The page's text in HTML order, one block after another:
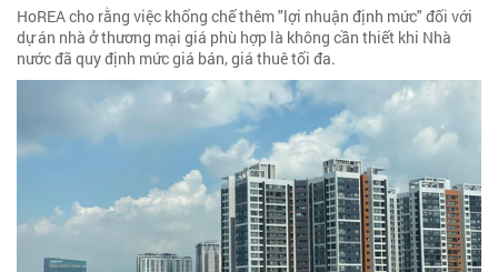
HoREA cho rằng việc khống chế thêm "lợi nhuận định mức" đối với
dự án nhà ở thương mại giá phù hợp là không cần thiết khi Nhà
nước đã quy định mức giá bán, giá thuê tối đa.